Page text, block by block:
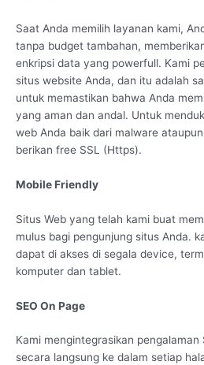
Saat Anda memilih layanan kami,
tanpa budget tambahan,
enkripsi data yang powerfull. Kami
situs website Anda, dan itu adalah
untuk memastikan bahwa Anda
yang aman dan andal. Untuk
web Anda baik dari malware
berikan free SSL (Https).
Mobile Friendly
Situs Web yang telah kami buat
mulus bagi pengunjung situs Anda.
dapat di akses di segala device,
komputer dan tablet.
SEO On Page
Kami mengintegrasikan pengalaman
secara langsung ke dalam setiap